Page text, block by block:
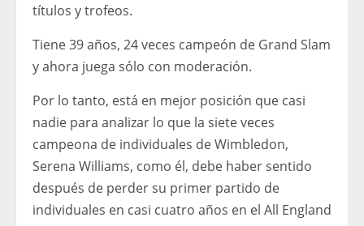
títulos y trofeos.
Tiene 39 años, 24 veces campeón de Grand Slam
y ahora juega sólo con moderación.
Por lo tanto, está en mejor posición que casi
nadie para analizar lo que la siete veces
campeona de individuales de Wimbledon,
Serena Williams, como él, debe haber sentido
después de perder su primer partido de
individuales en casi cuatro años en el All England